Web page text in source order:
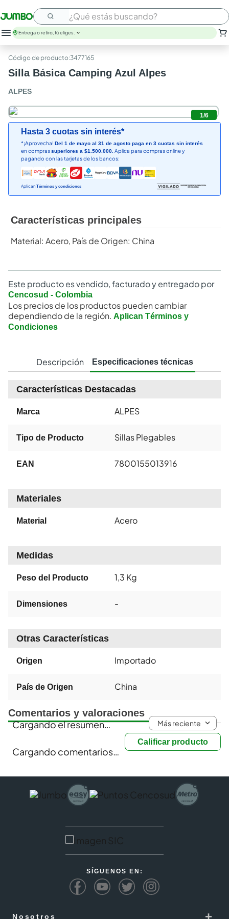
¿Qué estás buscando?
Entrega o retiro, tú eliges.
:3477165
Silla Básica Camping Azul Alpes
ALPES
1/6
Hasta 3 cuotas sin interés*
*¡Aprovecha! Del 1 de mayo al 31 de agosto paga en 3 cuotas sin interés
en comprassuperiores a $1.500.000. Aplica para compras online y
pagando con las tarjetas de los bancos:
Aplican Términos y condiciones
Características principales
Material: Acero, País de Origen: China
Este producto es vendido, facturado y entregado por
Cencosud - Colombia
Los precios de los productos pueden cambiar
dependiendo de la región. Aplican Términos y
Condiciones
Descripción Especificaciones técnicas
Características Destacadas
Marca ALPES
Tipo de Producto Sillas Plegables
EAN 7800155013916
Materiales
Material Acero
Medidas
Peso del Producto 1,3 Kg
Dimensiones -
Otras Características
Origen Importado
País de Origen China
Comentarios y valoraciones
Calificar producto
Cargando el resumen… Más reciente
Cargando comentarios…
SÍGUENOS EN:
Nosotros